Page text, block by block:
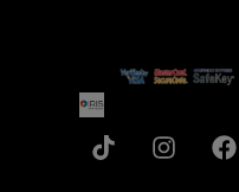
T
i
I
n
F
a